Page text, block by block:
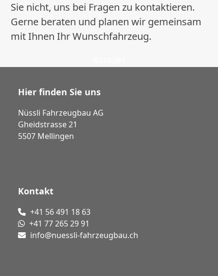
Sie nicht, uns bei Fragen zu kontaktieren.
Gerne beraten und planen wir gemeinsam
mit Ihnen Ihr Wunschfahrzeug.
Hier finden Sie uns
Nüssli Fahrzeugbau AG
Gheidstrasse 21
5507 Mellingen
Kontakt
+41 56 491 18 63
+41 77 265 29 91
info@nuessli-fahrzeugbau.ch